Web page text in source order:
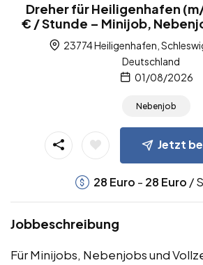
Dreher für Heiligenhafen
€ / Stunde – Minijob,
23774 Heiligenhafen,
Deutschland
01/08/2026
Nebenjob
Jetzt
28 Euro - 28 Euro /
Jobbeschreibung
Für Minijobs, Nebenjobs und